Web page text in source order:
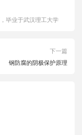
毕业于武汉理工大学
下一篇
钢防腐的阴极保护原理